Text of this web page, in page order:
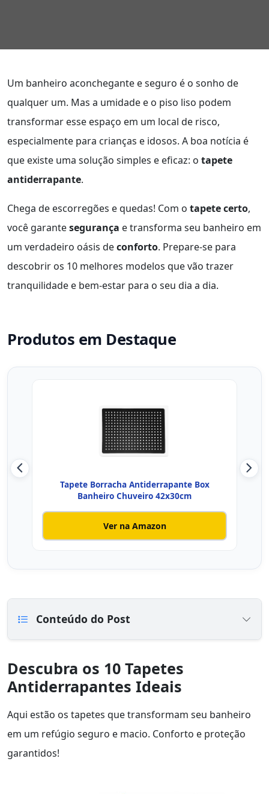
Um banheiro aconchegante e seguro é o sonho de
qualquer um. Mas a umidade e o piso liso podem
transformar esse espaço em um local de risco,
especialmente para crianças e idosos. A boa notícia é
que existe uma solução simples e eficaz: o tapete
antiderrapante.
Chega de escorregões e quedas! Com o tapete certo,
você garantesegurança e transforma seu banheiro em
um verdadeiro oásis deconforto. Prepare-se para
descobrir os 10 melhores modelos que vão trazer
tranquilidade e bem-estar para o seu dia a dia.
Produtos em Destaque
Tapete Borracha Antiderrapante Box
Banheiro Chuveiro 42x30cm
Ver na Amazon
Conteúdo do Post
Descubra os 10 Tapetes
Antiderrapantes Ideais
Aqui estão os tapetes que transformam seu banheiro
em um refúgio seguro e macio. Conforto e proteção
garantidos!